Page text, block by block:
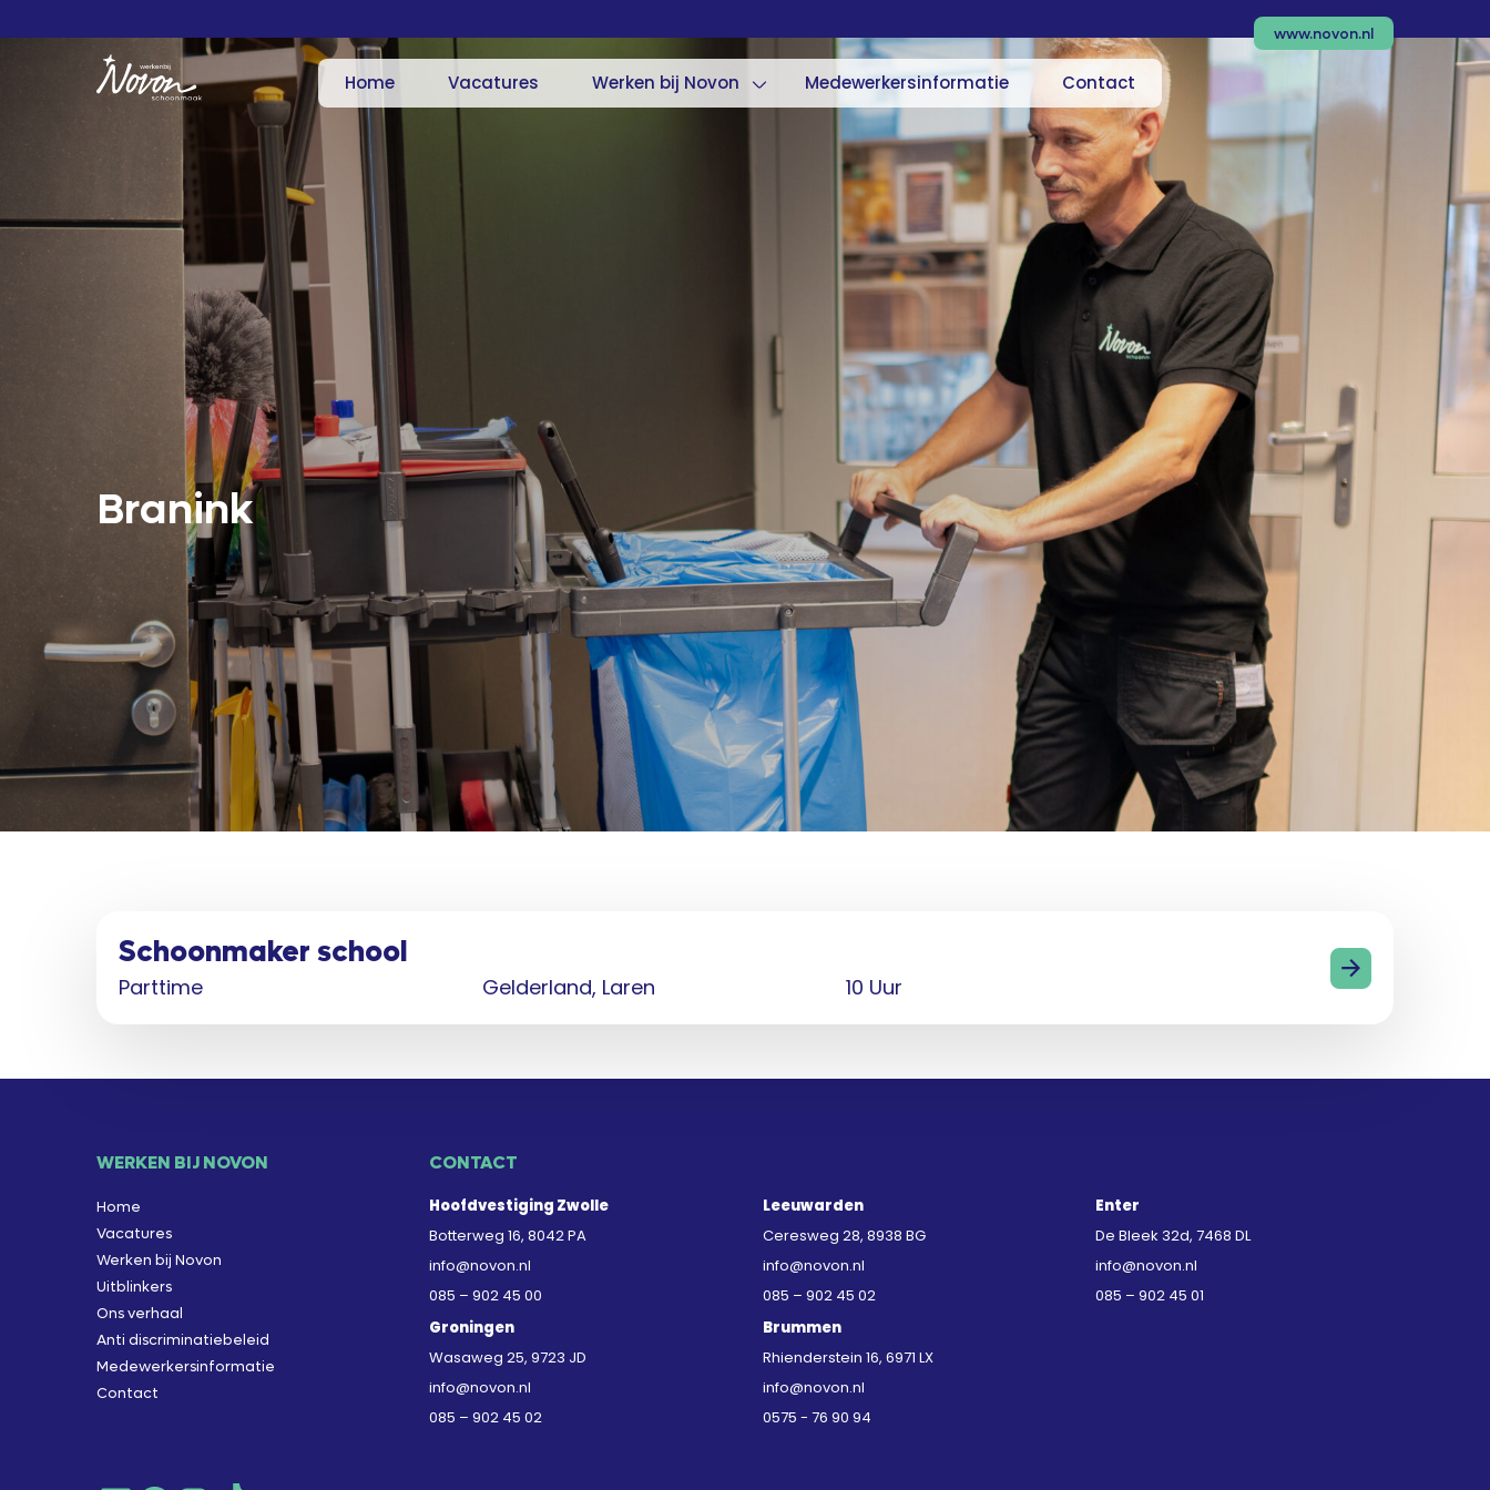
www.novon.nl
Home Vacatures Werken bij Novon Medewerkersinformatie Contact
Branink
Schoonmaker school
Parttime Gelderland, Laren 10 Uur
WERKEN BIJ NOVON
Home
Vacatures
Werken bij Novon
Uitblinkers
Ons verhaal
Anti discriminatiebeleid
Medewerkersinformatie
Contact
CONTACT
Hoofdvestiging Zwolle
Botterweg 16, 8042 PA
info@novon.nl
085 – 902 45 00
Leeuwarden
Ceresweg 28, 8938 BG
info@novon.nl
085 – 902 45 02
Enter
De Bleek 32d, 7468 DL
info@novon.nl
085 – 902 45 01
Groningen
Wasaweg 25, 9723 JD
info@novon.nl
085 – 902 45 02
Brummen
Rhienderstein 16, 6971 LX
info@novon.nl
0575 - 76 90 94